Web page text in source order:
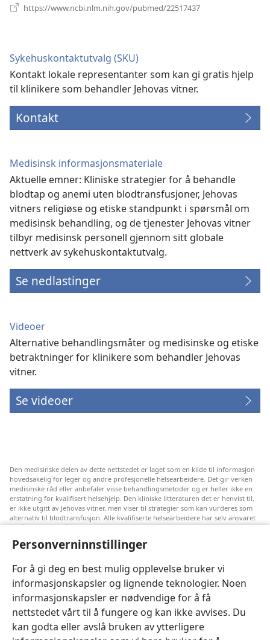
Personverninnstillinger
For å gi deg en best mulig opplevelse bruker vi
informasjonskapsler og lignende teknologier. Noen
informasjonskapsler er nødvendige for å få
nettstedet vårt til å fungere og kan ikke avvises. Du
kan godta eller avslå bruken av ytterligere
https://www.ncbi.nlm.nih.gov/pubmed/22517437
Sykehuskontaktutvalg (SKU)
Kontakt lokale representanter som kan gi gratis hjelp
til klinikere som behandler Jehovas vitner.
Kontakt
Medisinsk informasjonsmateriale
Aktuelle emner: Kliniske strategier for å behandle
blodtap og anemi uten blodtransfusjoner, Jehovas
vitners religiøse og etiske standpunkt i spørsmål om
medisinsk behandling, og de tjenester Jehovas vitner
tilbyr medisinsk personell gjennom sitt globale
nettverk av sykehuskontaktutvalg.
Se nedlastinger
Videoer
Alternative behandlingsmåter og medisinske og etiske
betraktninger for klinikere som behandler Jehovas
vitner.
Se videoer
Den medisinske delen av dette nettstedet er laget som en kilde til informasjon
hovedsakelig for leger og andre profesjonelle helsearbeidere. Det gir verken
medisinske råd eller anbefaler visse behandlingsmetoder og er heller ikke en
erstatning for kvalifisert helsehjelp. Den kliniske litteraturen det er henvist til,
er ikke utgitt av Jehovas vitner, men viser til strategier som kan vurderes som
alternativ til blodtransfusjon. Alle kvalifiserte helsearbeidere har selv ansvaret
for å følge med på ny informasjon, drøfte alternative behandlingsmetoder og
verdier og tro. Ikke alle strategiene som er nevnt, passer for eller godtas av
Pasienter: Søk alltid råd fra legen din eller annet kvalifisert helsepersonell om
helseproblemer og behandlingsmetoder. Oppsøk lege hvis du mistenker at du
er syk.
Nettstedet er regulert av dets vilkår for bruk.